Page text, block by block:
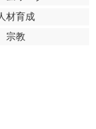
材育成
宗教